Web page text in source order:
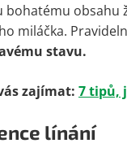
bohatému
miláčka.
stavu.
zajímat: 7 tipů,
línání